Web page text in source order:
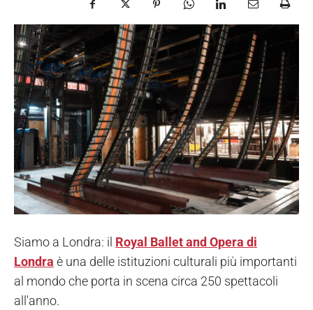
Siamo a Londra: il Royal Ballet and Opera di
Londra è una delle istituzioni culturali più importanti
al mondo che porta in scena circa 250 spettacoli
all'anno.